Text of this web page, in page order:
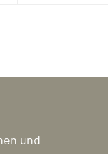
und